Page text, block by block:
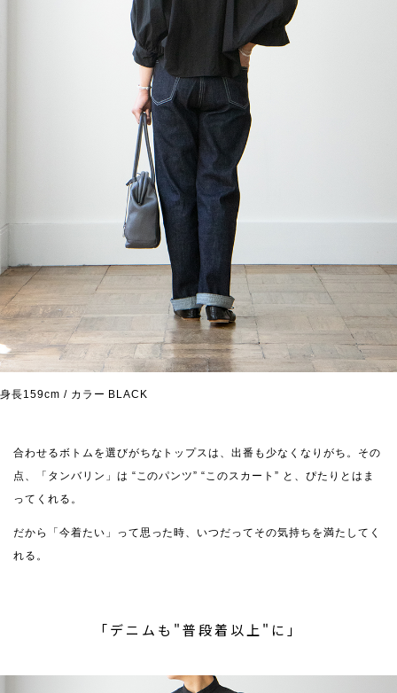
身長159cm / カラー BLACK
合わせるボトムを選びがちなトップスは、出番も少なくなりがち。その
点、「タンバリン」は “このパンツ” “このスカート” と、ぴたりとはま
ってくれる。
だから「今着たい」って思った時、いつだってその気持ちを満たしてく
れる。
「デニムも"普段着以上"に」